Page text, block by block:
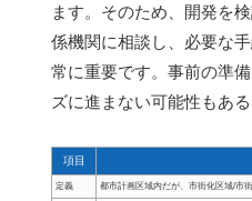
ます。そのため、開発を
係機関に相談し、必要な
常に重要です。事前の準
ズに進まない可能性もあ
項目
定義 都市計画区域内だが、市街化区域/市